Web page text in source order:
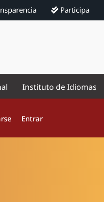
Participa
Instituto de Idiomas
Entrar